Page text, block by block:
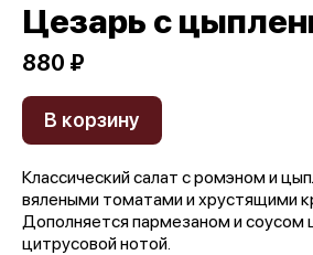
Цезарь с
880 ₽
В корзину
Классический салат с ромэном и
вялеными томатами и хрустящими
Дополняется пармезаном и соусом
цитрусовой нотой.